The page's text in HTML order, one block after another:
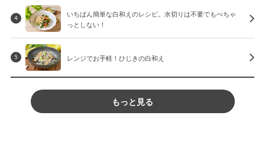
4
いちばん簡単な白和えのレシピ。水切りは不要でもべちゃ
っとしない！
5 レンジでお手軽！ひじきの白和え
もっと見る